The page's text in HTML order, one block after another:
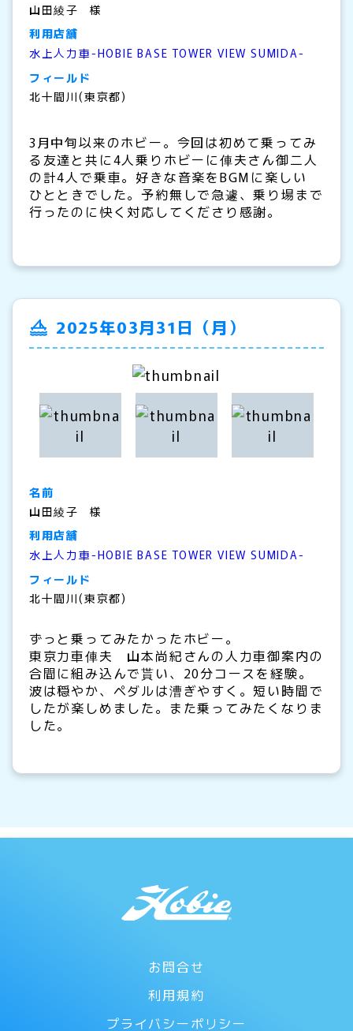
山田綾子
利用店舗
水上人力車-HOBIE BASE TOWER VIEW SUMIDA-
フィールド
北十間川(東京都)
3月中旬以来のホビー。今回は初めて乗ってみ
る友達と共に4人乗りホビーに俥夫さん御二人
の計4人で乗車。好きな音楽をBGMに楽しい
ひとときでした。予約無しで急遽、乗り場まで
行ったのに快く対応してくださり感謝。
2025年03月31日（月）
名前
山田綾子
利用店舗
水上人力車-HOBIE BASE TOWER VIEW SUMIDA-
フィールド
北十間川(東京都)
ずっと乗ってみたかったホビー。
東京力車俥夫 山本尚紀さんの人力車御案内の
合間に組み込んで貰い、20分コースを経験。
波は穏やか、ペダルは漕ぎやすく。短い時間で
したが楽しめました。また乗ってみたくなりま
した。
お問合せ
利用規約
プライバシーポリシー